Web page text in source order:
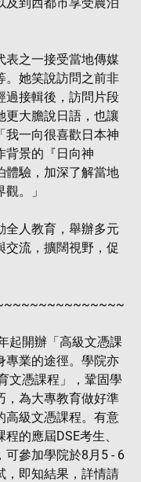
表之一接受當地傳媒
。她笑說訪問之前非
過接輯後，訪問片段
更大膽說日語，也讓
我一向很喜歡日本神
背景的『日向神
體驗，加深了解當地
。」
全人教育，舉辦多元
交流，擴闊視野，促
起開辦「高級文憑課
專業的途徑。學院亦
文憑課程」，鞏固學
，為大專教育做好準
高級文憑課程。有意
的應屆DSE考生、
可參加學院於8月5 - 6
，即知結果，詳情請